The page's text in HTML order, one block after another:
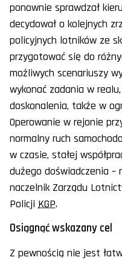
ponownie sprawdzał
decydował o kolejnych
policyjnych lotników ze
przygotować się do
możliwych scenariuszy
wykonać zadania w
doskonalenia, także w
Operowanie w rejonie
normalny ruch
w czasie, stałej
dużego doświadczenia –
naczelnik Zarządu
Policji KGP.
Osiągnąć wskazany cel
Z pewnością nie jest